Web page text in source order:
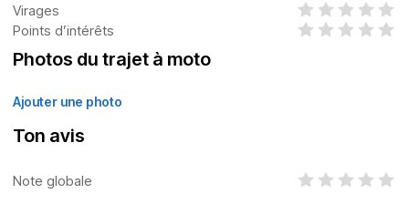
Virages
Points d’intérêts
Photos du trajet à moto
Ajouter une photo
Ton avis
Note globale